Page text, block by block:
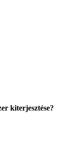
kiterjesztése?